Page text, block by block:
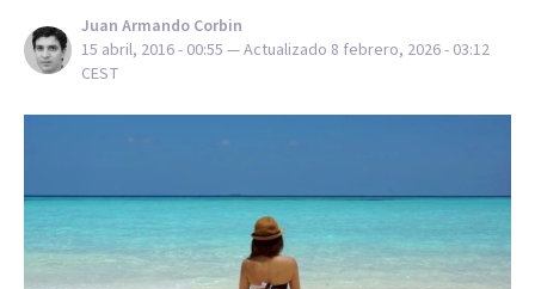
Juan Armando Corbin
15 abril, 2016 - 00:55 — Actualizado 8 febrero, 2026 - 03:12
CEST